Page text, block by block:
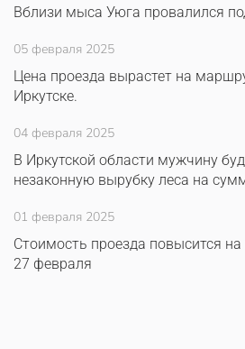
Вблизи мыса Уюга провалился
05 февраля 2025
Цена проезда вырастет на
Иркутске.
04 февраля 2025
В Иркутской области мужчину
незаконную вырубку леса на
01 февраля 2025
Стоимость проезда повысится
27 февраля